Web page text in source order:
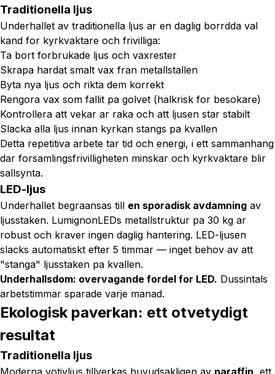
Traditionella ljus
Underhallet av traditionella ljus ar en daglig borrdda val
kand for kyrkvaktare och frivilliga:
Ta bort forbrukade ljus och vaxrester
Skrapa hardat smalt vax fran metallstallen
Byta nya ljus och rikta dem korrekt
Rengora vax som fallit pa golvet (halkrisk for besokare)
Kontrollera att vekar ar raka och att ljusen star stabilt
Slacka alla ljus innan kyrkan stangs pa kvallen
Detta repetitiva arbete tar tid och energi, i ett sammanhang
dar forsamlingsfrivilligheten minskar och kyrkvaktare blir
sallsynta.
LED-ljus
Underhallet begraansas till en sporadisk avdamning av
ljusstaken. LumignonLEDs metallstruktur pa 30 kg ar
robust och kraver ingen daglig hantering. LED-ljusen
slacks automatiskt efter 5 timmar — inget behov av att
"stanga" ljusstaken pa kvallen.
Underhallsdom: overvagande fordel for LED. Dussintals
arbetstimmar sparade varje manad.
Ekologisk paverkan: ett otvetydigt
resultat
Traditionella ljus
Moderna votivljus tillverkas huvudsakligen av paraffin, ett